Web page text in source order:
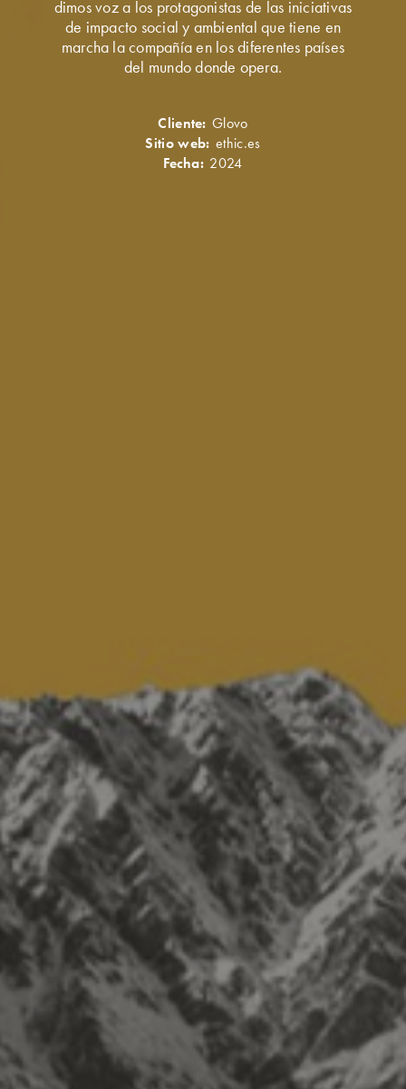
dimos voz a los protagonistas de las iniciativas
de impacto social y ambiental que tiene en
marcha la compañía en los diferentes países
del mundo donde opera.
Cliente: Glovo
Sitio web: ethic.es
Fecha: 2024